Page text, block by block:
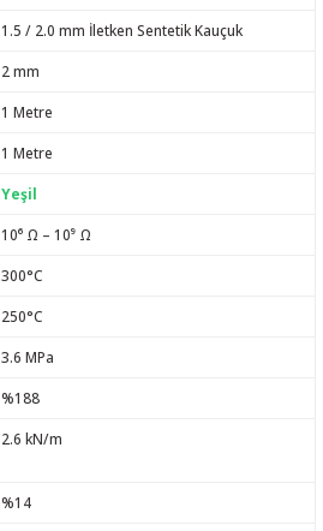
1.5 / 2.0 mm İletken Sentetik Kauçuk
2 mm
1 Metre
1 Metre
Yeşil
10⁶ Ω – 10⁹ Ω
300°C
250°C
3.6 MPa
%188
2.6 kN/m
%14